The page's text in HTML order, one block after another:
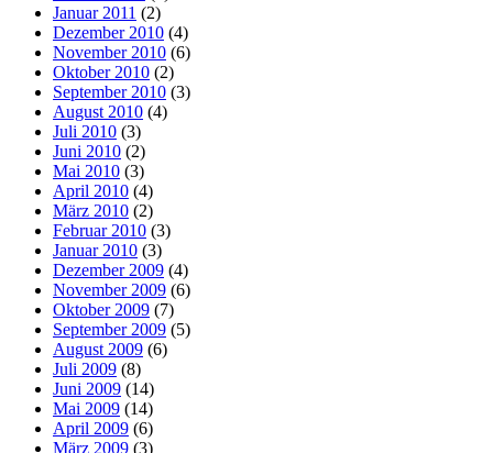
Januar 2011 (2)
Dezember 2010 (4)
November 2010 (6)
Oktober 2010 (2)
September 2010 (3)
August 2010 (4)
Juli 2010 (3)
Juni 2010 (2)
Mai 2010 (3)
April 2010 (4)
März 2010 (2)
Februar 2010 (3)
Januar 2010 (3)
Dezember 2009 (4)
November 2009 (6)
Oktober 2009 (7)
September 2009 (5)
August 2009 (6)
Juli 2009 (8)
Juni 2009 (14)
Mai 2009 (14)
April 2009 (6)
März 2009 (3)